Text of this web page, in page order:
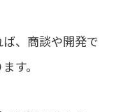
、商談や開発で
す。